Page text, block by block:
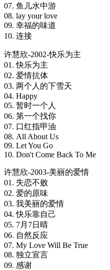
07. 鱼儿水中游
08. lay your love
09. 幸福的味道
10. 连接
许慧欣-2002-快乐为主
01. 快乐为主
02. 爱情抗体
03. 两个人的下雪天
04. Happy
05. 暂时一个人
06. 第一个找你
07. 口红指甲油
08. All About Us
09. Let You Go
10. Don't Come Back To Me
许慧欣-2003-美丽的爱情
01. 失恋不败
02. 爱的原味
03. 我美丽的爱情
04. 快乐靠自己
05. 7月7日晴
06. 自然反应
07. My Love Will Be True
08. 独立宣言
09. 感谢